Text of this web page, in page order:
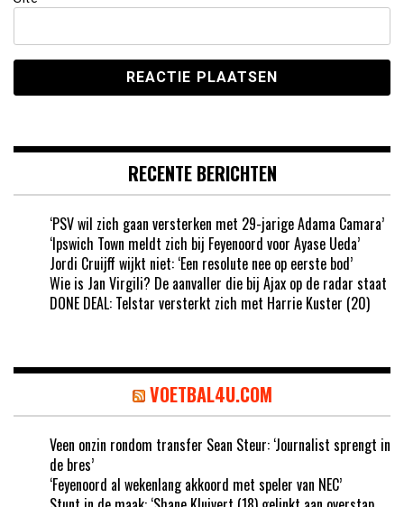
RECENTE BERICHTEN
‘PSV wil zich gaan versterken met 29-jarige Adama Camara’
‘Ipswich Town meldt zich bij Feyenoord voor Ayase Ueda’
Jordi Cruijff wijkt niet: ‘Een resolute nee op eerste bod’
Wie is Jan Virgili? De aanvaller die bij Ajax op de radar staat
DONE DEAL: Telstar versterkt zich met Harrie Kuster (20)
VOETBAL4U.COM
Veen onzin rondom transfer Sean Steur: ‘Journalist sprengt in
de bres’
‘Feyenoord al wekenlang akkoord met speler van NEC’